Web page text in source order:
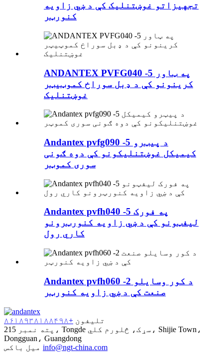
تجهیزاتو غوښتنلیک کې د ښي زاویه
کنورټر
ANDANTEX PVFG040 -5 په ټاور
کرینونو کې د ډبل سوراخ کموټیټر
غوښتنلیک
Andantex pvfg090 -5 د پیټرو
کیمیکل غوښتنلیکونو کې دوه ګونی
سوری کموټر
Andantex pvfh040 -5 په فورک
لیفټونو کې د ښي زاویه کنورټرونو
کاري رول
Andantex pvfh060 -2 د کور وسایلو
صنعت کې د ښي زاویه کنورټر
تلیفون +۸۶۱۸۹۳۸۱۸۸۴۹۸
پته
نمبر 215، Tongde سړک، څلورم کلي، Shijie Town،
Dongguan، Guangdong
میل باکس info@ngt-china.com